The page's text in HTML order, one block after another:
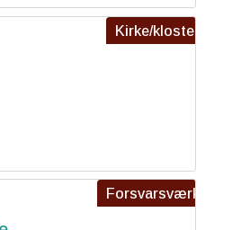
Kirke/kloster
Forsvarsværk